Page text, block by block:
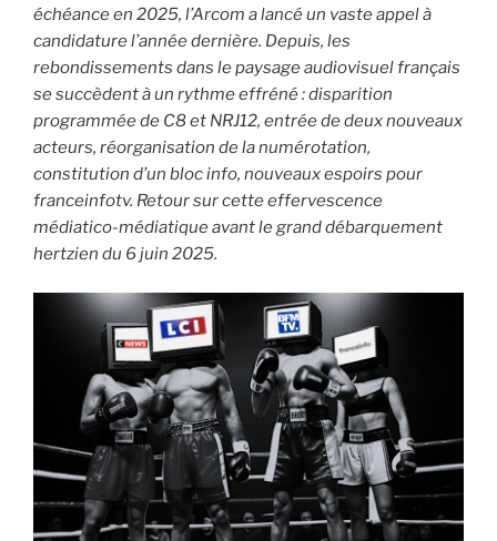
échéance en 2025, l’Arcom a lancé un vaste appel à
candidature l’année dernière. Depuis, les
rebondissements dans le paysage audiovisuel français
se succèdent à un rythme effréné : disparition
programmée de C8 et NRJ12, entrée de deux nouveaux
acteurs, réorganisation de la numérotation,
constitution d’un bloc info, nouveaux espoirs pour
franceinfotv. Retour sur cette effervescence
médiatico-médiatique avant le grand débarquement
hertzien du 6 juin 2025.